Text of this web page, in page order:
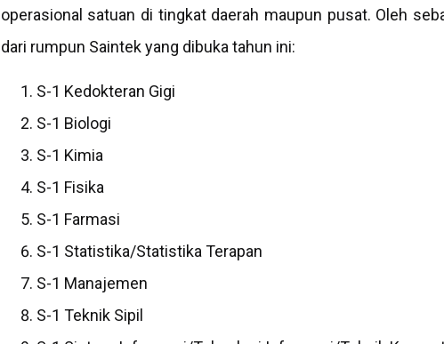
operasional satuan di tingkat daerah maupun pusat. Oleh
dari rumpun Saintek yang dibuka tahun ini:
S-1 Kedokteran Gigi
S-1 Biologi
S-1 Kimia
S-1 Fisika
S-1 Farmasi
S-1 Statistika/Statistika Terapan
S-1 Manajemen
S-1 Teknik Sipil